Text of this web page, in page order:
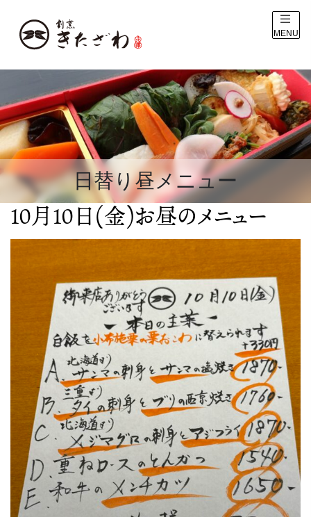
MENU
日替り昼メニュー
10月10日(金)お昼のメニュー